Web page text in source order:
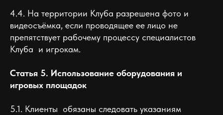
4.4. На территории Клуба разрешена фото и
видеосъёмка, если проводящее ее лицо не
препятствует рабочему процессу специалистов
Клуба и игрокам.
Статья 5. Использование оборудования и
игровых площадок
5.1. Клиенты обязаны следовать указаниям